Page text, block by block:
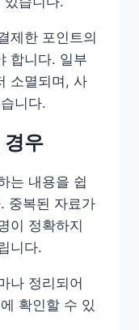
제한 포인트의
합니다. 일부
소멸되며, 사
니다.
경우
는 내용을 쉽
중복된 자료가
이 정확하지
니다.
나 정리되어
확인할 수 있